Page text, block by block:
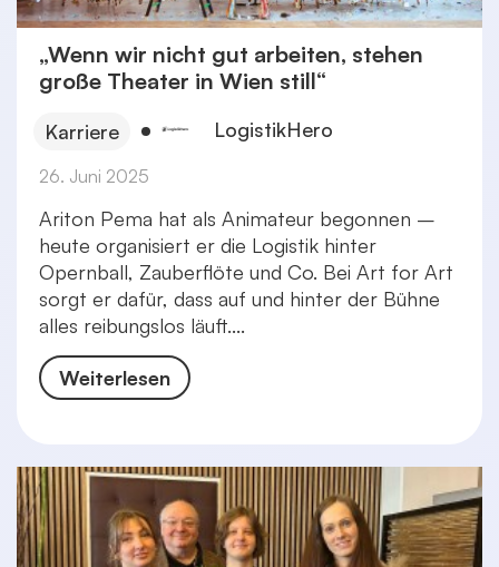
„Wenn wir nicht gut arbeiten, stehen
große Theater in Wien still“
Karriere LogistikHero
26. Juni 2025
Ariton Pema hat als Animateur begonnen –
heute organisiert er die Logistik hinter
Opernball, Zauberflöte und Co. Bei Art for Art
sorgt er dafür, dass auf und hinter der Bühne
alles reibungslos läuft....
Weiterlesen